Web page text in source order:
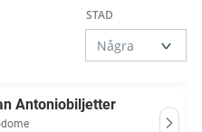
Antoniobiljetter